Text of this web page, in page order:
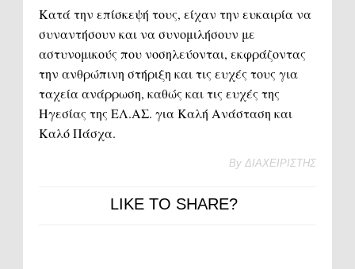
Κατά την επίσκεψή τους, είχαν την ευκαιρία να
συναντήσουν και να συνομιλήσουν με
αστυνομικούς που νοσηλεύονται, εκφράζοντας
την ανθρώπινη στήριξη και τις ευχές τους για
ταχεία ανάρρωση, καθώς καιτις ευχές της
Ηγεσίας της ΕΛ.ΑΣ. για Καλή Ανάσταση και
Καλό Πάσχα.
By ΔΙΑΧΕΙΡΙΣΤΗΣ
LIKE TO SHARE?